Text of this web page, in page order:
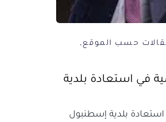
حسب الموقع
في استعادة بلدية
استعادة بلدية إسطنبول